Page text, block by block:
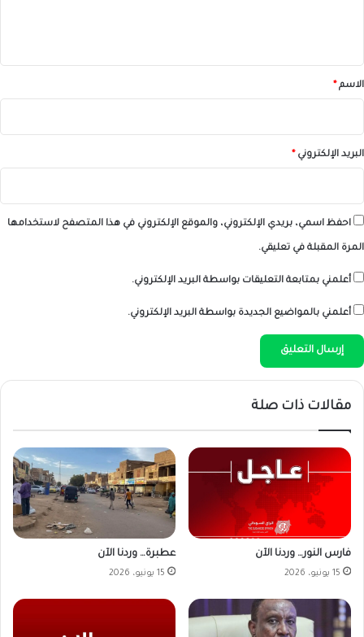
*الاسم*
البريد الإلكتروني*
احفظ اسمي، بريدي الإلكتروني، والموقع الإلكتروني في هذا المتصفح لاستخدامها
المرة المقبلة في تعليقي.
أعلمني بمتابعة التعليقات بواسطة البريد الإلكتروني.
أعلمني بالمواضيع الجديدة بواسطة البريد الإلكتروني.
مقالات ذات صلة
فارس النور… وردنا الآن
15 يونيو، 2026
عطبرة… وردنا الآن
15 يونيو، 2026